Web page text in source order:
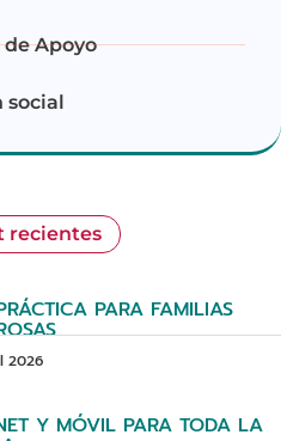
de Apoyo
social
recientes
PARA FAMILIAS
2026
Y MÓVIL PARA TODA LA